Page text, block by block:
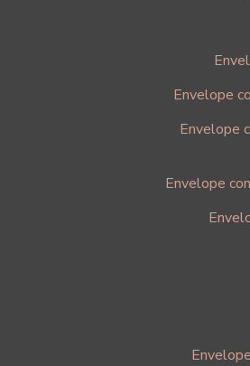
Envelope
Envelope
Envelope